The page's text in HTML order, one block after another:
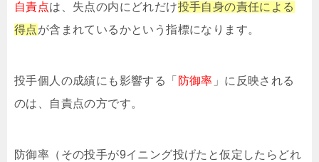
自責点は、失点の内にどれだけ投手自身の責任による
得点が含まれているかという指標になります。
投手個人の成績にも影響する「 防御率 」に反映される
のは、自責点の方です。
防御率（その投手が9イニング投げたと仮定したらどれ